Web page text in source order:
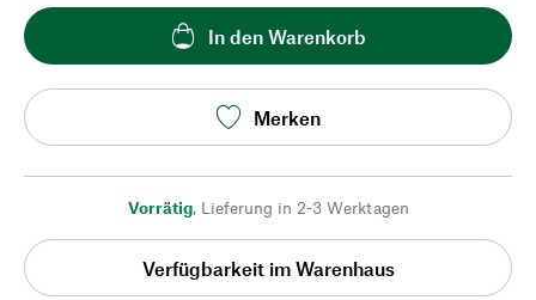
In den Warenkorb
Merken
Vorrätig, Lieferung in 2-3 Werktagen
Verfügbarkeit im Warenhaus